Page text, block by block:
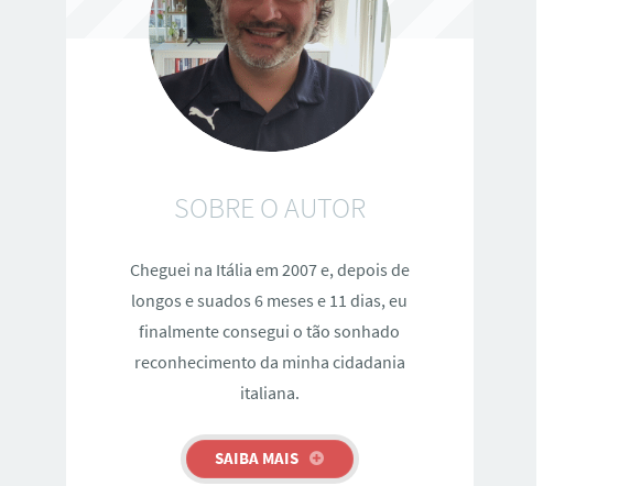
SOBRE O AUTOR
Cheguei na Itália em 2007 e, depois de
longos e suados 6 meses e 11 dias, eu
finalmente consegui o tão sonhado
reconhecimento da minha cidadania
italiana.
SAIBA MAIS